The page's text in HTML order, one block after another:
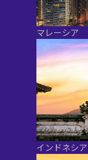
マレーシア
インドネシア